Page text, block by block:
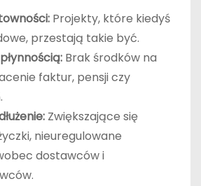
Projekty, które kiedyś
przestają takie być.
Brak środków na
faktur, pensji czy
Zwiększające się
nieuregulowane
dostawców i